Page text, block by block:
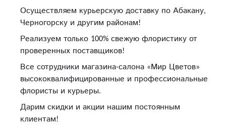
Осуществляем курьерскую доставку по Абакану,
Черногорску и другим районам!
Реализуем только 100% свежую флористику от
проверенных поставщиков!
Все сотрудники магазина-салона «Мир Цветов»
высококвалифицированные и профессиональные
флористы и курьеры.
Дарим скидки и акции нашим постоянным
клиентам!